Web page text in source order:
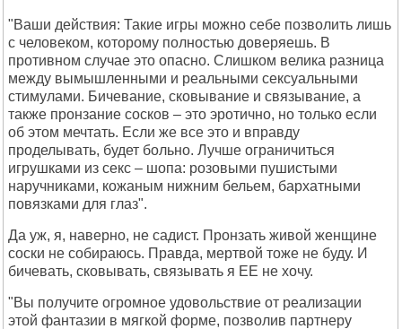
"Ваши действия: Такие игры можно себе позволить лишь
с человеком, которому полностью доверяешь. В
противном случае это опасно. Слишком велика разница
между вымышленными и реальными сексуальными
стимулами. Бичевание, сковывание и связывание, а
также пронзание сосков – это эротично, но только если
об этом мечтать. Если же все это и вправду
проделывать, будет больно. Лучше ограничиться
игрушками из секс – шопа: розовыми пушистыми
наручниками, кожаным нижним бельем, бархатными
повязками для глаз".
Да уж, я, наверно, не садист. Пронзать живой женщине
соски не собираюсь. Правда, мертвой тоже не буду. И
бичевать, сковывать, связывать я ЕЕ не хочу.
"Вы получите огромное удовольствие от реализации
этой фантазии в мягкой форме, позволив партнеру